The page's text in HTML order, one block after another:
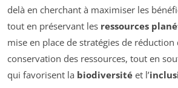
delà en cherchant à maximiser les
tout en préservant les ressources
mise en place de stratégies de réduction
conservation des ressources, tout en
qui favorisent la biodiversité et l’